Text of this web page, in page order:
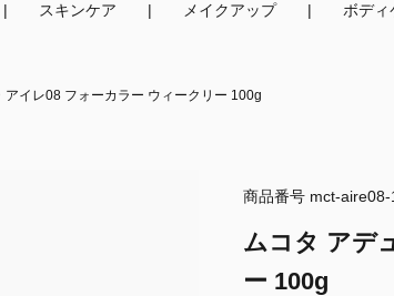
スキンケア メイクアップ ボディ
アイレ08 フォーカラー ウィークリー 100g
商品番号 mct-aire08-
ムコタ アデ
ー 100g